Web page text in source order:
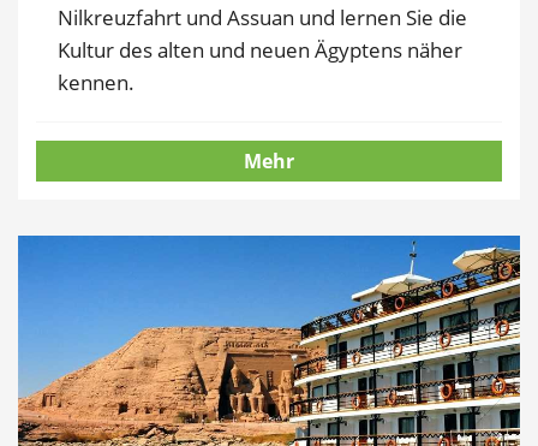
Nilkreuzfahrt und Assuan und lernen Sie die
Kultur des alten und neuen Ägyptens näher
kennen.
Mehr